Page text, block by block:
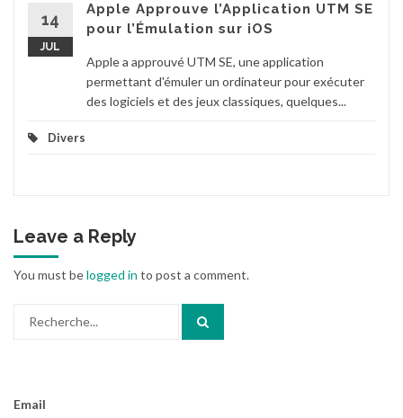
14
JUL
Apple Approuve l’Application UTM SE
pour l’Émulation sur iOS
Apple a approuvé UTM SE, une application
permettant d'émuler un ordinateur pour exécuter
des logiciels et des jeux classiques, quelques...
Divers
Leave a Reply
You must belogged in to post a comment.
Email